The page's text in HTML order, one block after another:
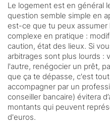
Le logement est en général
question semble simple en
est-ce que tu peux assumer
complexe en pratique :
caution, état des lieux. Si
arbitrages sont plus lourds :
l'autre, renégocier un prêt,
que ça te dépasse, c'est
accompagner par un
conseiller bancaire) évitera
montants qui peuvent
d'euros.